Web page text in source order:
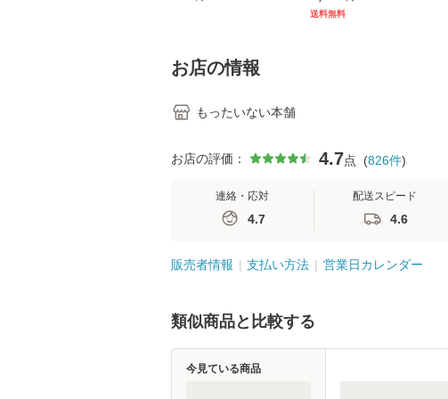
[CD]【メール便送料無
キル 改訂第3版 (看護
送料無料
お店の情報
もったいない本舗
お店の評価： 4.7点 (826件)
連絡・応対
4.7
配送スピード
4.6
販売者情報 支払い方法 営業日カレンダー
類似商品と比較する
今見ている商品